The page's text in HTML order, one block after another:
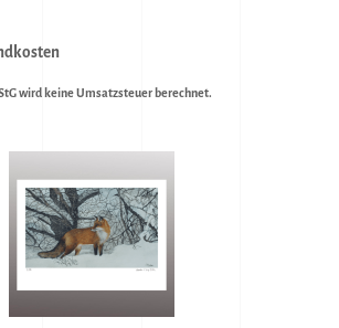
wird keine Umsatzsteuer berechnet.